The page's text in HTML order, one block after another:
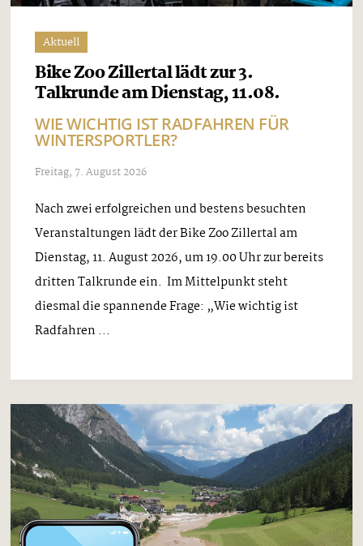
Aktuell
Bike Zoo Zillertal lädt zur 3.
Talkrunde am Dienstag, 11.08.
WIE WICHTIG IST RADFAHREN FÜR
WINTERSPORTLER?
Freitag, 7. August 2026
Nach zwei erfolgreichen und bestens besuchten
Veranstaltungen lädt der Bike Zoo Zillertal am
Dienstag, 11. August 2026, um 19.00 Uhr zur bereits
dritten Talkrunde ein. Im Mittelpunkt steht
diesmal die spannende Frage: „Wie wichtig ist
Radfahren ...